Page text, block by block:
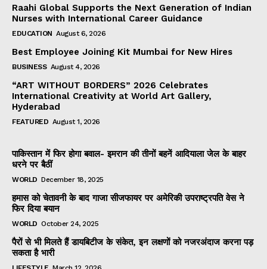
Raahi Global Supports the Next Generation of Indian
Nurses with International Career Guidance
EDUCATION August 6, 2026
Best Employee Joining Kit Mumbai for New Hires
BUSINESS August 4, 2026
“ART WITHOUT BORDERS” 2026 Celebrates
International Creativity at World Art Gallery,
Hyderabad
FEATURED August 1, 2026
पाकिस्तान में फिर होगा बवाल- इमरान की तीनों बहनें आदियाला जेल के बाहर
धरने पर बैठीं
WORLD December 18, 2025
हमास को चेतावनी के बाद गाजा सीजफायर पर अमेरिकी उपराष्ट्रपति वेस ने
फिर दिया बयान
WORLD October 24, 2025
पैरों से भी मिलते हैं डायबिटीज के संकेत, इन लक्षणों को नजरअंदाज करना पड़
सकता है भारी